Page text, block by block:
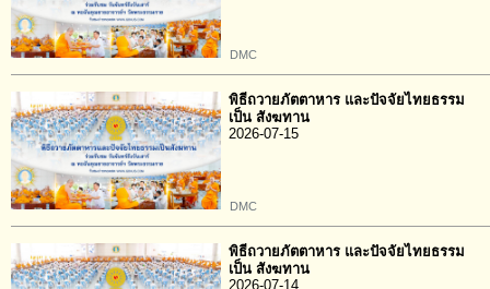
DMC
พิธีถวายภัตตาหาร และปัจจัยไทยธรรม
เป็น สังฆทาน
2026-07-15
DMC
พิธีถวายภัตตาหาร และปัจจัยไทยธรรม
เป็น สังฆทาน
2026-07-14